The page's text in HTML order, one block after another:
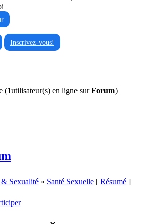
Inscrivez-vous!
(1utilisateur(s) en ligne surForum)
Sexualité » Santé Sexuelle [ Résumé ]